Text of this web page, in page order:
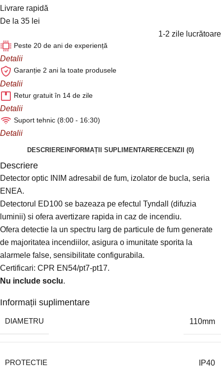
Livrare rapidă
De la 35 lei
1-2 zile lucrătoare
Peste 20 de ani de experiență
Detalii
Garanție 2 ani la toate produsele
Detalii
Retur gratuit în 14 de zile
Detalii
Suport tehnic (8:00 - 16:30)
Detalii
DESCRIEREINFORMAȚII SUPLIMENTARERECENZII (0)
Descriere
Detector optic INIM adresabil de fum, izolator de bucla, seria
ENEA.
Detectorul ED100 se bazeaza pe efectul Tyndall (difuzia
luminii) si ofera avertizare rapida in caz de incendiu.
Ofera detectie la un spectru larg de particule de fum generate
de majoritatea incendiilor, asigura o imunitate sporita la
alarmele false, sensibilitate configurabila.
Certificari: CPR EN54/pt7-pt17.
Nu include soclu.
Informații suplimentare
DIAMETRU 110mm
PROTECTIE IP40